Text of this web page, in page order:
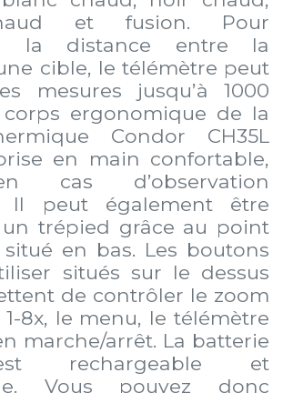
et fusion. Pour
la distance entre la
cible, le télémètre peut
mesures jusqu’à 1000
corps ergonomique de la
Condor CH35L
en main confortable,
cas d’observation
Il peut également être
trépied grâce au point
en bas. Les boutons
situés sur le dessus
de contrôler le zoom
8x, le menu, le télémètre
marche/arrêt. La batterie
rechargeable et
Vous pouvez donc